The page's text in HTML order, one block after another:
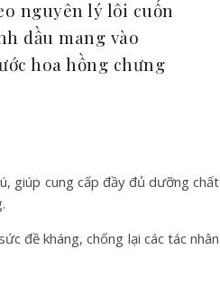
nguyên lý lôi cuốn
dầu mang vào
hoa hồng chưng
giúp cung cấp đầy đủ dưỡng chất
đề kháng, chống lại các tác nhân